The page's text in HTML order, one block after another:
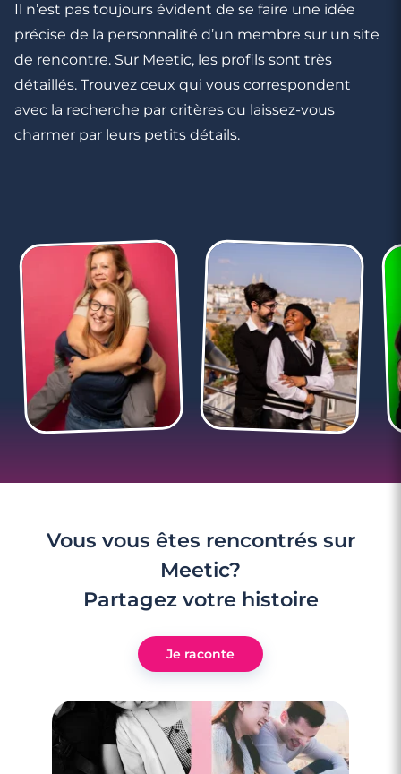
Il n’est pas toujours évident de se faire une idée
précise de la personnalité d’un membre sur un site
de rencontre. Sur Meetic, les profils sont très
détaillés. Trouvez ceux qui vous correspondent
avec la recherche par critères ou laissez-vous
charmer par leurs petits détails.
Vous vous êtes rencontrés sur
Meetic?
Partagez votre histoire
Je raconte